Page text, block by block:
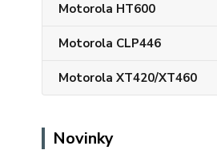
Motorola HT600
Motorola CLP446
Motorola XT420/XT460
Novinky